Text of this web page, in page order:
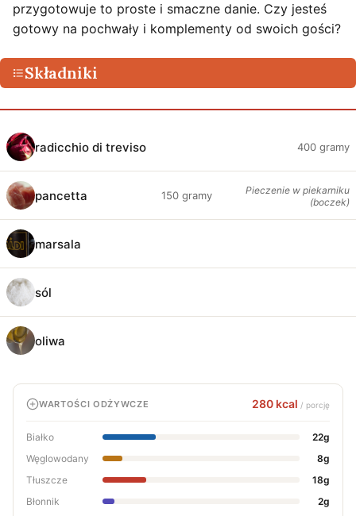
przygotowuje to proste i smaczne danie. Czy jesteś
gotowy na pochwały i komplementy od swoich gości?
Składniki
radicchio di treviso 400 gramy
pancetta 150 gramy
Pieczenie w piekarniku
(boczek)
marsala
sól
oliwa
WARTOŚCI ODŻYWCZE 280 kcal / porcję
Białko
22g
Węglowodany
8g
Tłuszcze
18g
Błonnik
2g